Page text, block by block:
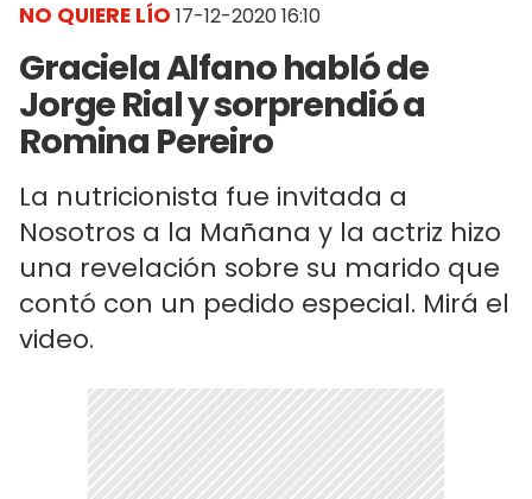
NO QUIERE LÍO 17-12-2020 16:10
Graciela Alfano habló de
Jorge Rial y sorprendió a
Romina Pereiro
La nutricionista fue invitada a
Nosotros a la Mañana y la actriz hizo
una revelación sobre su marido que
contó con un pedido especial. Mirá el
video.